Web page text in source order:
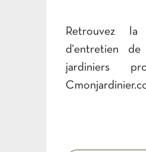
Retrouvez la
d'entretien
jardiniers